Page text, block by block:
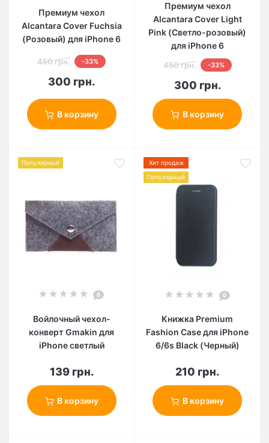
Премиум чехол
Alcantara Cover Fuchsia
(Розовый) для iPhone 6
450 грн. -33%
300 грн.
В корзину
Премиум чехол
Alcantara Cover Light
Pink (Светло-розовый)
для iPhone 6
450 грн. -33%
300 грн.
В корзину
Популярный
0
Войлочный чехол-
конверт Gmakin для
iPhone светлый
139 грн.
В корзину
Хит продаж
Популярный
0
Книжка Premium
Fashion Case для iPhone
6/6s Black (Черный)
210 грн.
В корзину